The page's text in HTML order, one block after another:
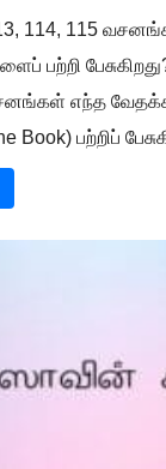
114, 115
பற்றி
எந்த
Book) பற்றிப்